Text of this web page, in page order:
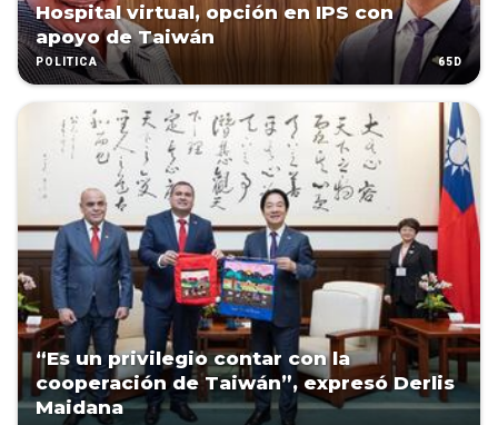
Hospital virtual, opción en IPS con
apoyo de Taiwán
POLÍTICA 65D
“Es un privilegio contar con la
cooperación de Taiwán”, expresó Derlis
Maidana